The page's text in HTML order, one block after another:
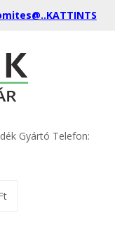
Gyártó Telefon: